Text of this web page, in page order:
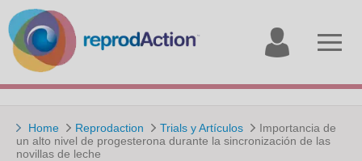
account
Home Reprodaction Trials y Artículos
Importancia de
un alto nivel de progesterona durante la sincronización de las
novillas de leche